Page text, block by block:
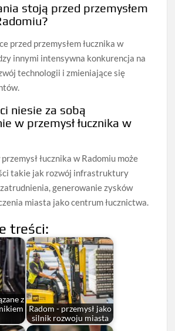
stoją przed przemysłem
przed przemysłem łucznika w
innymi intensywna konkurencja na
technologii i zmieniające się
niesie za sobą
w przemysł łucznika w
łucznika w Radomiu może
takie jak rozwój infrastruktury
generowanie zysków
miasta jako centrum łucznictwa.
treści:
z
Radom - przemysł jako
silnik rozwoju miasta